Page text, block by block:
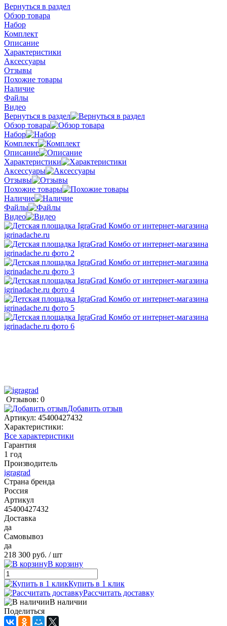
Вернуться в раздел
Обзор товара
Набор
Комплект
Описание
Характеристики
Аксессуары
Отзывы
Похожие товары
Наличие
Файлы
Видео
Вернуться в раздел
Обзор товара
Набор
Комплект
Описание
Характеристики
Аксессуары
Отзывы
Похожие товары
Наличие
Файлы
Видео
Отзывов: 0
Добавить отзыв
Артикул: 45400427432
Характеристики:
Все характеристики
Гарантия
1 год
Производитель
igragrad
Страна бренда
Россия
Артикул
45400427432
Доставка
да
Самовывоз
да
218 300 руб. / шт
В корзину
Купить в 1 клик
Рассчитать доставку
В наличии
Поделиться